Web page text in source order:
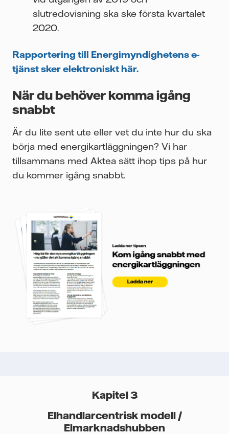
slutredovisning ska ske första kvartalet
2020.
Rapportering till Energimyndighetens e-
tjänst sker elektroniskt här.
När du behöver komma igång
snabbt
Är du lite sent ute eller vet du inte hur du ska
börja med energikartläggningen? Vi har
tillsammans med Aktea sätt ihop tips på hur
du kommer igång snabbt.
Kapitel 3
Elhandlarcentrisk modell /
Elmarknadshubben